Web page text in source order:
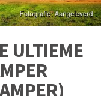
ULTIEME